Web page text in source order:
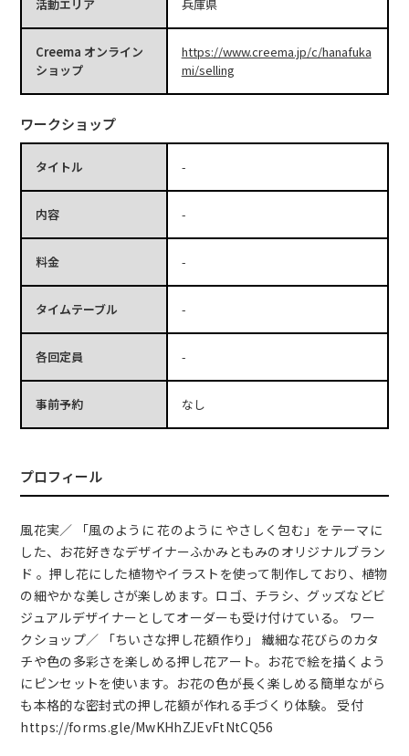
活動エリア 兵庫県
Creema オンライン
ショップ
https://www.creema.jp/c/hanafuka
mi/selling
ワークショップ
タイトル -
内容 -
料金 -
タイムテーブル -
各回定員 -
事前予約 なし
プロフィール
風花実／ 「風のように 花のように やさしく包む」をテーマに
した、お花好きなデザイナーふかみともみのオリジナルブラン
ド 。押し花にした植物やイラストを使って制作しており、植物
の細やかな美しさが楽しめます。ロゴ、チラシ、グッズなどビ
ジュアルデザイナーとしてオーダーも受け付けている。 ワー
クショップ／ 「ちいさな押し花額作り」 繊細な花びらのカタ
チや色の多彩さを楽しめる押し花アート。お花で絵を描くよう
にピンセットを使います。お花の色が長く楽しめる簡単ながら
も本格的な密封式の押し花額が作れる手づくり体験。 受付
https://forms.gle/MwKHhZJEvFtNtCQ56